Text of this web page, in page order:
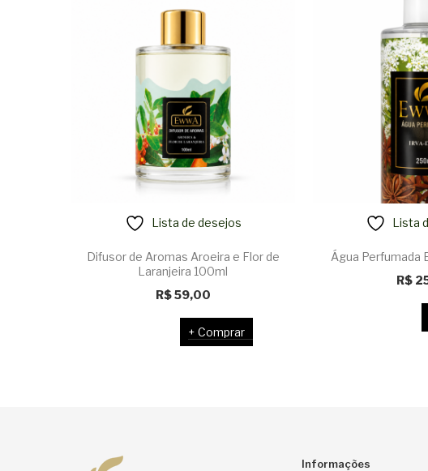
Lista de desejos
Difusor de Aromas Aroeira e Flor de
Laranjeira 100ml
R$59,00
Comprar
Lista
Água Perfumada
R$
Informações